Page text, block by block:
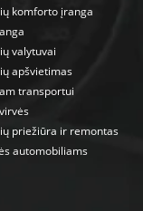
komforto įranga
valytuvai
apšvietimas
transportui
priežiūra ir remontas
automobiliams